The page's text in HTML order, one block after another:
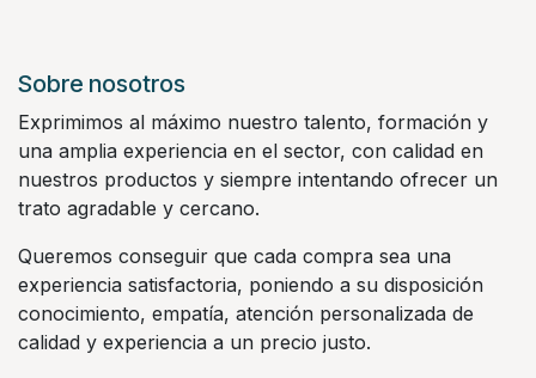
Sobre nosotros
Exprimimos al máximo nuestro talento, formación y
una amplia experiencia en el sector, con calidad en
nuestros productos y siempre intentando ofrecer un
trato agradable y cercano.
Queremos conseguir que cada compra sea una
experiencia satisfactoria, poniendo a su disposición
conocimiento, empatía, atención personalizada de
calidad y experiencia a un precio justo.